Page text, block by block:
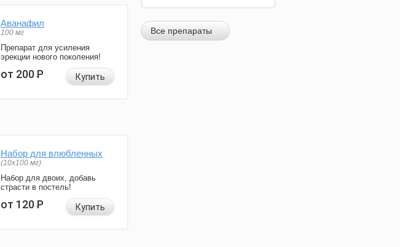
Аванафил
100 мг
Препарат для усиления
эрекции нового поколения!
от 200Р Купить
Набор для влюбленных
(10х100 мг)
Набор для двоих, добавь
страсти в постель!
от 120Р Купить
Все препараты